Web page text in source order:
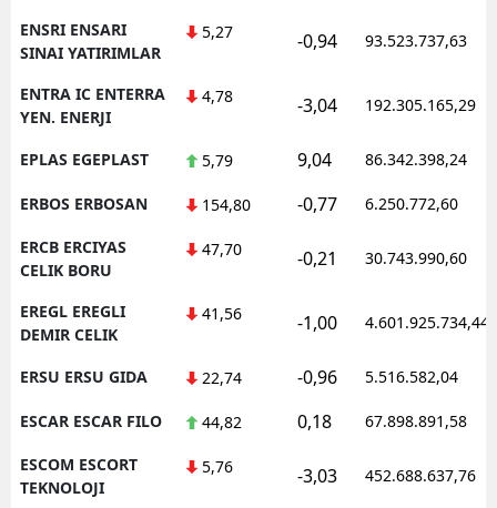
ENSRI ENSARI
SINAI YATIRIMLAR
5,27 -0,94 93.523.737,63
ENTRA IC ENTERRA
YEN. ENERJI
4,78 -3,04 192.305.165,29
EPLAS EGEPLAST 5,79 9,04 86.342.398,24
ERBOS ERBOSAN 154,80 -0,77 6.250.772,60
ERCB ERCIYAS
CELIK BORU
47,70 -0,21 30.743.990,60
EREGL EREGLI
DEMIR CELIK
41,56 -1,00 4.601.925.734,44
ERSU ERSU GIDA 22,74 -0,96 5.516.582,04
ESCAR ESCAR FILO 44,82 0,18 67.898.891,58
ESCOM ESCORT
TEKNOLOJI
5,76 -3,03 452.688.637,76